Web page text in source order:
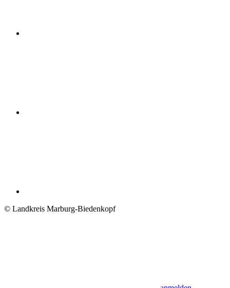
© Landkreis Marburg-Biedenkopf